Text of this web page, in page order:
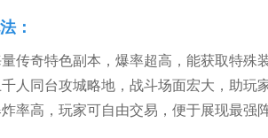
：
传奇特色副本，爆率超高，能获取特殊装
人同台攻城略地，战斗场面宏大，助玩
率高，玩家可自由交易，便于展现最强阵